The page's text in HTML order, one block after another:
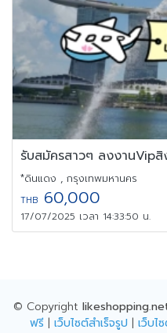
*ดินแดง , กรุงเทพมหานคร
THB 60,000
17/07/2025 เวลา 14:33:50 น.
© Copyright
ฟรี| เว็บไซต์สำเร็จรูป | เว็บไ